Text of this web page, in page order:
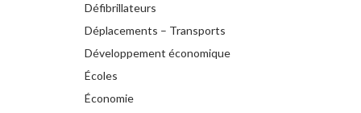
Défibrillateurs
Déplacements – Transports
Développement économique
Écoles
Économie